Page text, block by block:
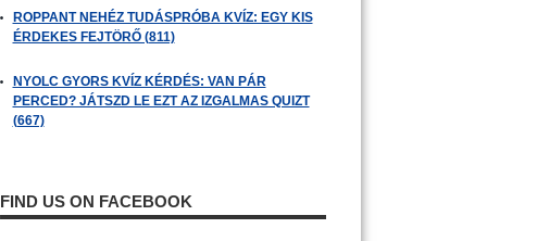
ROPPANT NEHÉZ TUDÁSPRÓBA KVÍZ: EGY KIS
ÉRDEKES FEJTÖRŐ (811)
NYOLC GYORS KVÍZ KÉRDÉS: VAN PÁR
PERCED? JÁTSZD LE EZT AZ IZGALMAS QUIZT
(667)
FIND US ON FACEBOOK